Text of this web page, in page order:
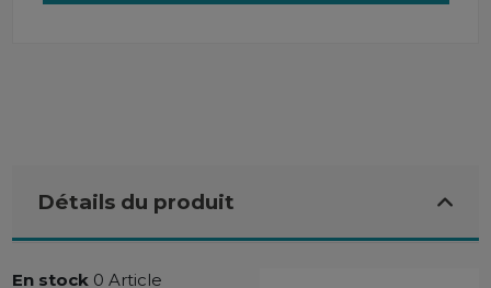
Détails du produit
En stock 0 Article